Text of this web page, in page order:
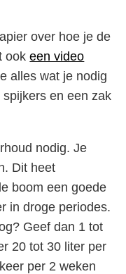
over hoe je de
ookeen video
alles wat je nodig
en een zak
nodig. Je
Dit heet
boom een goede
in droge periodes.
Geef dan 1 tot
20 tot 30 liter per
per 2 weken